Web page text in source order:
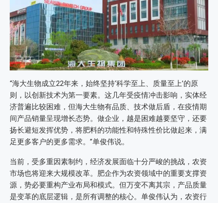
“海大生物成立22年来，始终坚持‘科学至上、质量至上’的原
则，以创新技术为第一要素。这几年受疫情冲击影响，实体经
济普遍比较困难，但海大生物有品质、技术做后盾，在疫情期
间产品销量呈现增长态势。做企业，越是困难越要坚守，还要
扬长避短发挥优势，将肥料的功能性和特殊性价比做起来，满
足更多客户的更多需求。”单俊伟说。
当前，受多重因素制约，经济发展面临十分严峻的挑战，农资
市场也将迎来大规模改革。肥企作为农资领域中的重要支撑资
源，势必要重构产业布局和模式。但万变不离其宗，产品质量
是变革的底层逻辑，是所有调整的核心。单俊伟认为，农资行